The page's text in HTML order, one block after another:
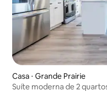
Casa ⋅ Grande Prairie
Suíte moderna de 2